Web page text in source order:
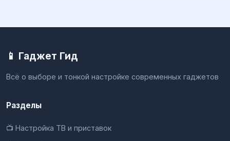
📱 Гаджет Гид
Всё о выборе и тонкой настройке современных гаджетов
Разделы
📺 Настройка ТВ и приставок